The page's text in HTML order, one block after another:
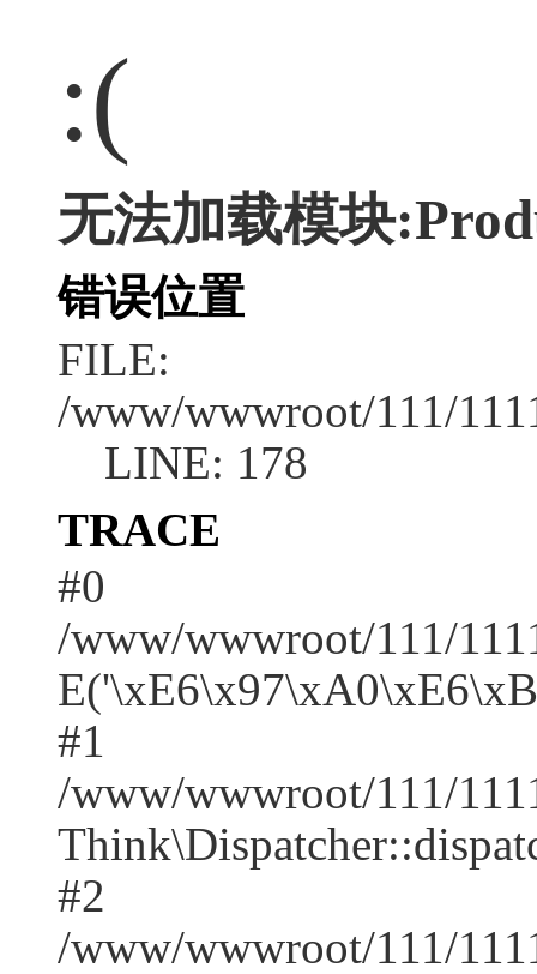
:(
无法加载模块
错误位置
FILE:
/www/wwwroot/111/
LINE: 178
TRACE
#0
/www/wwwroot/111/
#1
/www/wwwroot/111/
#2
/www/wwwroot/111/